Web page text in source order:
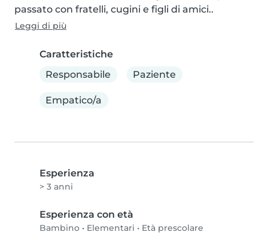
passato con fratelli, cugini e figli di amici..
Leggi di più
Caratteristiche
Responsabile
Paziente
Empatico/a
Esperienza
> 3 anni
Esperienza con età
Bambino • Elementari • Età prescolare